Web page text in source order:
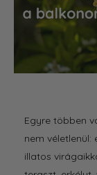
Egyre többen
nem
illatos